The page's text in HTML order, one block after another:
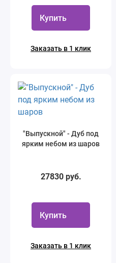
Купить
Заказать в 1 клик
"Выпускной" - Дуб под
ярким небом из шаров
27830 руб.
Купить
Заказать в 1 клик